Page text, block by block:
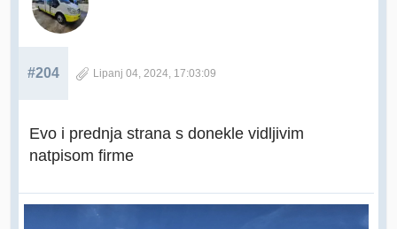
#204 Lipanj 04, 2024, 17:03:09
Evo i prednja strana s donekle vidljivim
natpisom firme